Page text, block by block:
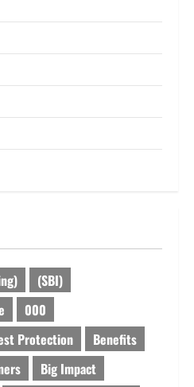
(SBI)
000
Protection
Benefits
Big Impact